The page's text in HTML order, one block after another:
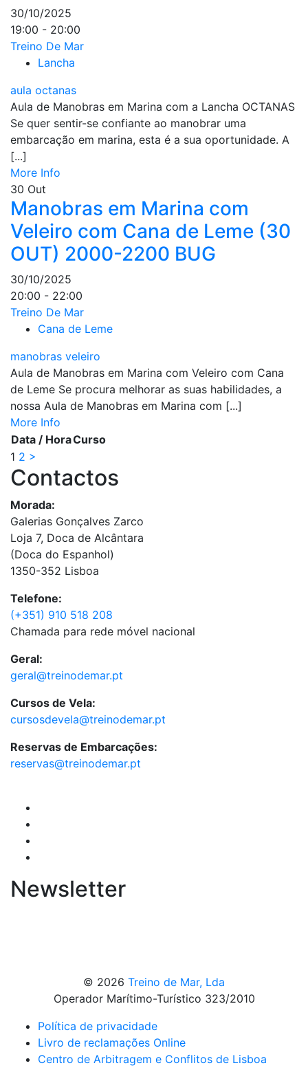
30/10/2025
19:00 - 20:00
Treino De Mar
Lancha
aula octanas
Aula de Manobras em Marina com a Lancha OCTANAS
Se quer sentir-se confiante ao manobrar uma
embarcação em marina, esta é a sua oportunidade. A
[...]
More Info
30 Out
Manobras em Marina com
Veleiro com Cana de Leme (30
OUT) 2000-2200 BUG
30/10/2025
20:00 - 22:00
Treino De Mar
Cana de Leme
manobras veleiro
Aula de Manobras em Marina com Veleiro com Cana
de Leme Se procura melhorar as suas habilidades, a
nossa Aula de Manobras em Marina com [...]
More Info
Data / HoraCurso
1 2 >
Contactos
Morada:
Galerias Gonçalves Zarco
Loja 7, Doca de Alcântara
(Doca do Espanhol)
1350-352 Lisboa
Telefone:
(+351) 910 518 208
Chamada para rede móvel nacional
Geral:
geral@treinodemar.pt
Cursos de Vela:
cursosdevela@treinodemar.pt
Reservas de Embarcações:
reservas@treinodemar.pt
Newsletter
© 2026 Treino de Mar, Lda
Operador Marítimo-Turístico 323/2010
Política de privacidade
Livro de reclamações Online
Centro de Arbitragem e Conflitos de Lisboa